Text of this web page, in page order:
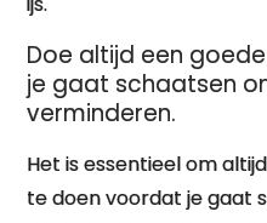
Doe altijd een
je gaat schaatsen
verminderen.
Het is essentieel om
te doen voordat je gaat